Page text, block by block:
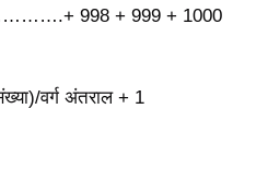
998 + 999 + 1000
वर्ग अंतराल + 1